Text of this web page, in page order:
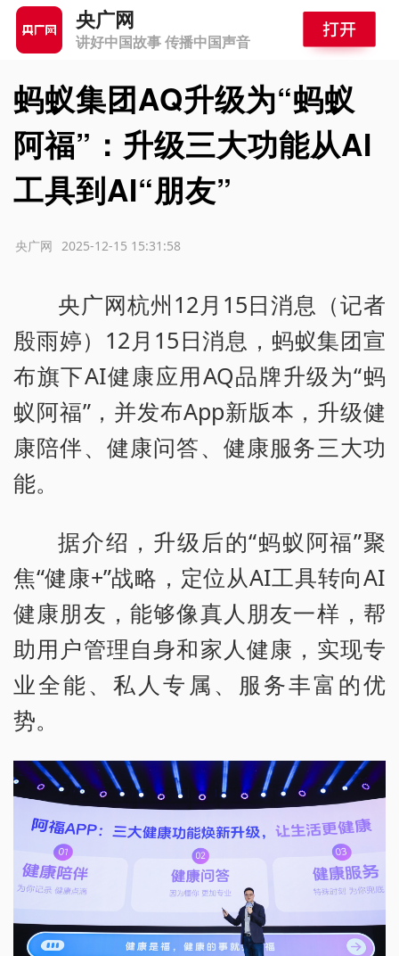
央广网
讲好中国故事 传播中国声音
蚂蚁集团AQ升级为“蚂蚁
阿福”：升级三大功能从AI
工具到AI“朋友”
2025-12-15 15:31:58
央广网
央广网杭州12月15日消息（记者
殷雨婷）12月15日消息，蚂蚁集团宣
布旗下AI健康应用AQ品牌升级为“蚂
蚁阿福”，并发布App新版本，升级健
康陪伴、健康问答、健康服务三大功
能。
据介绍，升级后的“蚂蚁阿福”聚
焦“健康+”战略，定位从AI工具转向AI
健康朋友，能够像真人朋友一样，帮
助用户管理自身和家人健康，实现专
业全能、私人专属、服务丰富的优
势。